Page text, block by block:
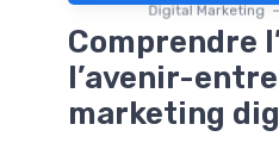
Digital Marketing
Comprendre
l’avenir-
marketing